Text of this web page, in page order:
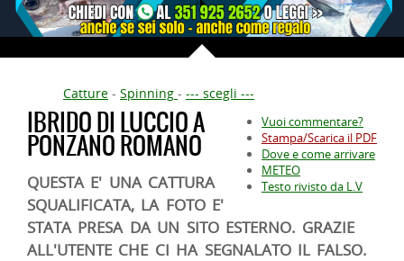
Catture - Spinning - --- scegli ---
Vuoi commentare?
Stampa/Scarica il PDF
Dove e come arrivare
METEO
Testo rivisto da L.V
IBRIDO DI LUCCIO A
PONZANO ROMANO
QUESTA E' UNA CATTURA
SQUALIFICATA, LA FOTO E'
STATA PRESA DA UN SITO ESTERNO. GRAZIE
ALL'UTENTE CHE CI HA SEGNALATO IL FALSO.